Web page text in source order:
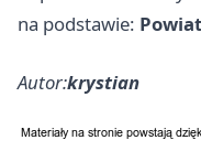
na podstawie:
Autor:krystian